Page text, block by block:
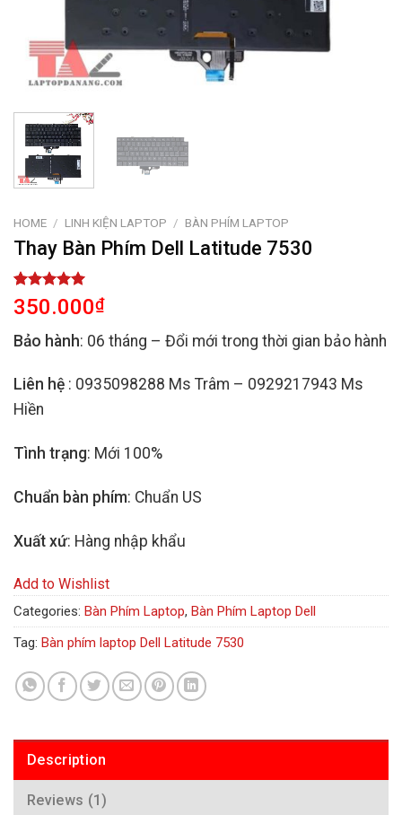
HOME / LINH KIỆN LAPTOP / BÀN PHÍM LAPTOP
Thay Bàn Phím Dell Latitude 7530
Rated
5.00
out of 5
1
customer
350.000₫
Bảo hành: 06 tháng – Đổi mới trong thời gian bảo hành
Liên hệ : 0935098288 Ms Trâm – 0929217943 Ms
Hiền
Tình trạng: Mới 100%
Chuẩn bàn phím: Chuẩn US
Xuất xứ: Hàng nhập khẩu
Add to Wishlist
Categories: Bàn Phím Laptop, Bàn Phím Laptop Dell
Tag: Bàn phím laptop Dell Latitude 7530
Description
Reviews (1)